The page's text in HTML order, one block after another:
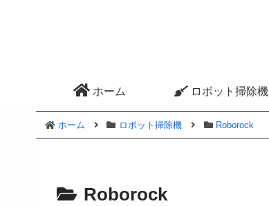
ホーム ロボット掃除機
ホーム ロボット掃除機 Roborock
Roborock